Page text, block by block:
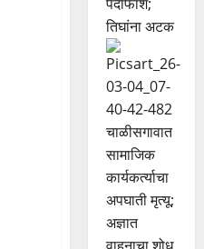
तिघांना अटक
चाळीसगावात
सामाजिक
कार्यकर्त्याचा
अपघाती मृत्यू;
अज्ञात